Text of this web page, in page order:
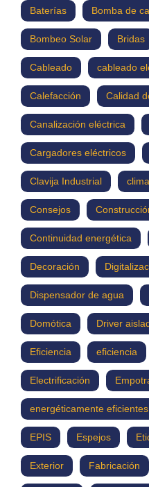
Baterías Bomba de
Bombeo Solar Bridas
Cableado cableado
Calefacción Calidad
Canalización eléctrica
Cargadores eléctricos
Clavija Industrial
Consejos
Continuidad energética
Decoración
Dispensador de agua
Domótica Driver
Eficiencia eficiencia
Electrificación
energéticamente eficientes
EPIS Espejos
Exterior Fabricación